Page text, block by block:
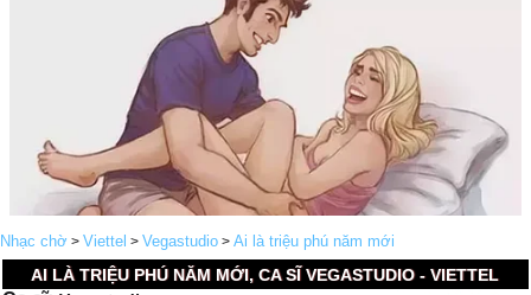
Nhạc chờ > Viettel > Vegastudio > Ai là triệu phú năm mới
AI LÀ TRIỆU PHÚ NĂM MỚI, CA SĨ VEGASTUDIO - VIETTEL